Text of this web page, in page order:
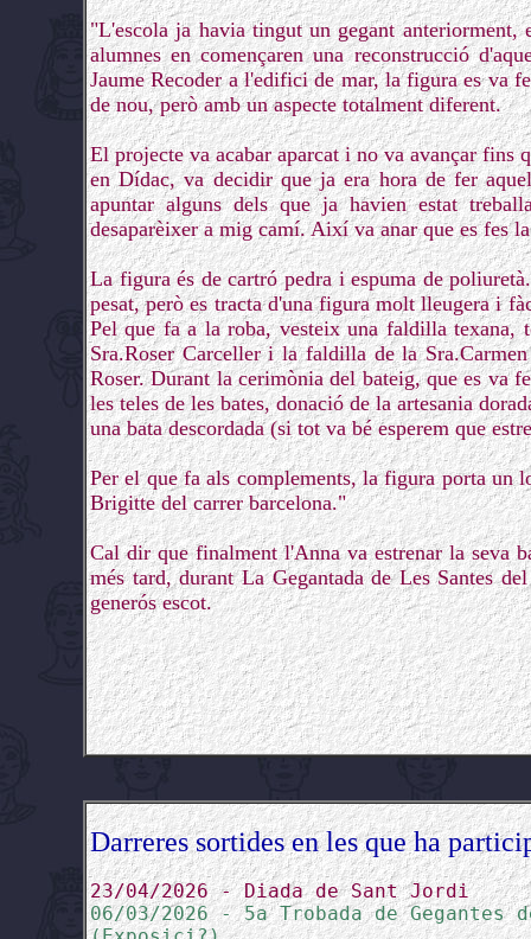
"L'escola ja havia tingut un gegant
alumnes en començaren una reconstrucció
Jaume Recoder a l'edifici de mar, la figura es va
de nou, però amb un aspecte totalment diferent.
El projecte va acabar aparcat i no va avançar fins
en Dídac, va decidir que ja era hora de fer
apuntar alguns dels que ja havien estat
desaparèixer a mig camí. Així va anar que es fes
La figura és de cartró pedra i espuma de
pesat, però es tracta d'una figura molt lleugera i
Pel que fa a la roba, vesteix una faldilla texana,
Sra.Roser Carceller i la faldilla de la
Roser. Durant la cerimònia del bateig, que es va
les teles de les bates, donació de la artesania
una bata descordada (si tot va bé esperem que
Per el que fa als complements, la figura porta un
Brigitte del carrer barcelona."
Cal dir que finalment l'Anna va estrenar la seva
més tard, durant La Gegantada de Les Santes
generós escot.
Darreres sortides en les que ha
23/04/2026 - Diada de Sant Jordi
06/03/2026 - 5a Trobada de